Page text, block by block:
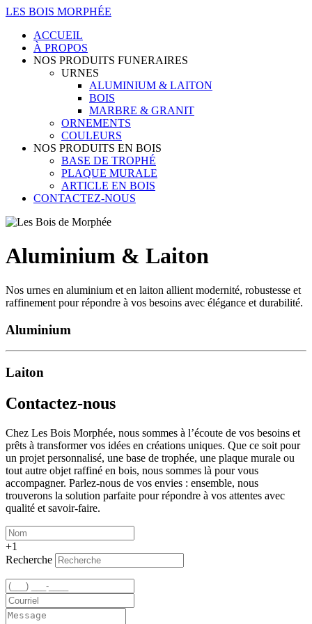
LES BOIS MORPHÉE
ACCUEIL
À PROPOS
NOS PRODUITS FUNERAIRES
URNES
ALUMINIUM & LAITON
BOIS
MARBRE & GRANIT
ORNEMENTS
COULEURS
NOS PRODUITS EN BOIS
BASE DE TROPHÉ
PLAQUE MURALE
ARTICLE EN BOIS
CONTACTEZ-NOUS
Aluminium & Laiton
Nos urnes en aluminium et en laiton allient modernité, robustesse et
raffinement pour répondre à vos besoins avec élégance et durabilité.
Aluminium
Laiton
Contactez-nous
Chez Les Bois Morphée, nous sommes à l’écoute de vos besoins et
prêts à transformer vos idées en créations uniques. Que ce soit pour
un projet personnalisé, une base de trophée, une plaque murale ou
tout autre objet raffiné en bois, nous sommes là pour vous
accompagner. Parlez-nous de vos envies : ensemble, nous
trouverons la solution parfaite pour répondre à vos attentes avec
qualité et savoir-faire.
+1
Recherche